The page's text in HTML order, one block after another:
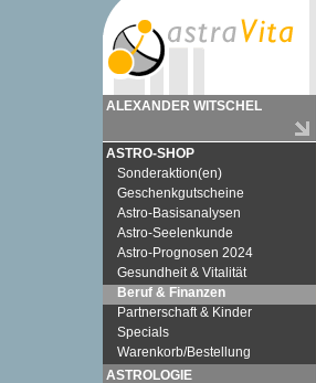
ALEXANDER WITSCHEL
ASTRO-SHOP
Sonderaktion(en)
Geschenkgutscheine
Astro-Basisanalysen
Astro-Seelenkunde
Astro-Prognosen 2024
Gesundheit & Vitalität
Beruf & Finanzen
Partnerschaft & Kinder
Specials
Warenkorb/Bestellung
ASTROLOGIE